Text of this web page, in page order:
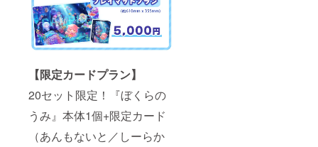
【限定カードプラン】
20セット限定！『ぼくらの
うみ』本体1個+限定カード
（あんもないと／しーらか